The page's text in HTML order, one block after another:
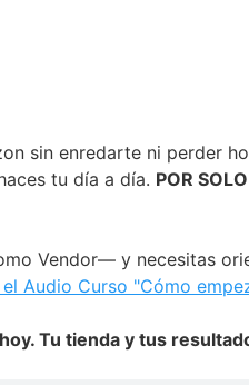
sin enredarte ni perder
tu día a día. POR
Vendor— y necesitas
Audio Curso "Cómo
Tu tienda y tus